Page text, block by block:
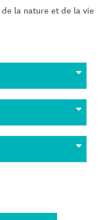
la nature et de la vie